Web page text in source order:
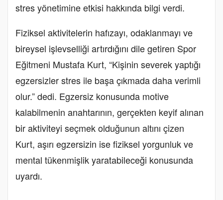
stres yönetimine etkisi hakkında bilgi verdi.
Fiziksel aktivitelerin hafızayı, odaklanmayı ve
bireysel işlevselliği artırdığını dile getiren Spor
Eğitmeni Mustafa Kurt, “Kişinin severek yaptığı
egzersizler stres ile başa çıkmada daha verimli
olur.” dedi. Egzersiz konusunda motive
kalabilmenin anahtarının, gerçekten keyif alınan
bir aktiviteyi seçmek olduğunun altını çizen
Kurt, aşırı egzersizin ise fiziksel yorgunluk ve
mental tükenmişlik yaratabileceği konusunda
uyardı.